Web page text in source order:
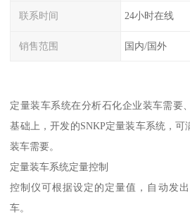
联系时间 24小时在线
销售范围 国内/国外
定量装车系统在分析石化企业装车需要
基础上，开发的SNKP定量装车系统，
装车需要。
定量装车系统定量控制
控制仪可根据设定的定量值，自动发
车。